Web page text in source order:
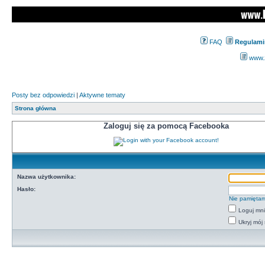
FAQ
Posty bez odpowiedzi | Aktywne tematy
Strona główna
Zaloguj się za pomocą Facebooka
Nazwa użytkownika:
Hasło:
Nie
Loguj
Ukryj mój